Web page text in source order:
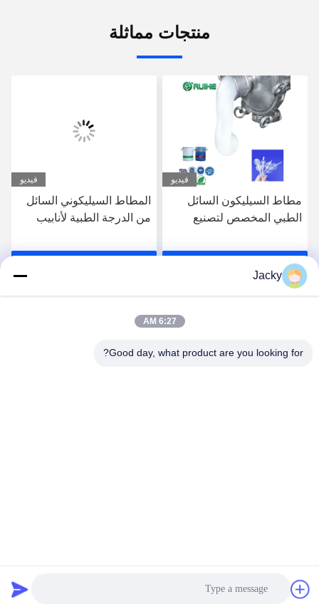
منتجات مماثلة
فيديو
مطاط السيليكون السائل
الطبي المخصص لتصنيع
احصل على افضل سعر
فيديو
المطاط السيليكوني السائل
من الدرجة الطبية لأنابيب
Jacky
6:27 AM
Good day, what product are you looking for?